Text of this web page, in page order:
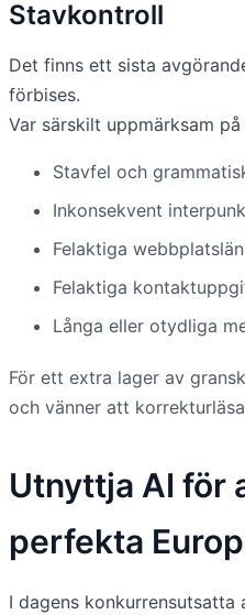
Stavkontroll
Det finns ett sista
förbises.
Var särskilt uppmärksam
Stavfel och
Inkonsekvent
Felaktiga
Felaktiga
Långa eller otydliga
För ett extra lager av
och vänner att
Utnyttja AI för
perfekta
I dagens konkurrensutsatta